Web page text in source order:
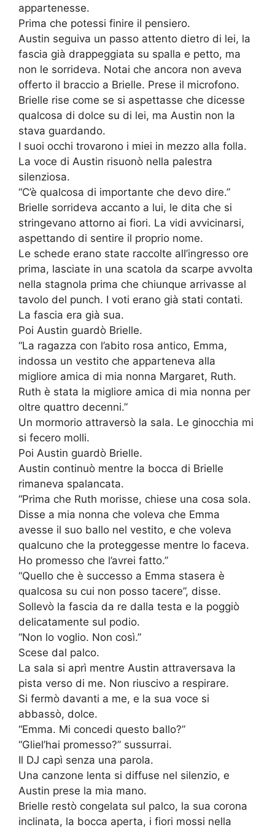
appartenesse.
Prima che potessi finire il pensiero.
Austin seguiva un passo attento dietro di lei, la
fascia già drappeggiata su spalla e petto, ma
non le sorrideva. Notai che ancora non aveva
offerto il braccio a Brielle. Prese il microfono.
Brielle rise come se si aspettasse che dicesse
qualcosa di dolce su di lei, ma Austin non la
stava guardando.
I suoi occhi trovarono i miei in mezzo alla folla.
La voce di Austin risuonò nella palestra
silenziosa.
“C’è qualcosa di importante che devo dire.”
Brielle sorrideva accanto a lui, le dita che si
stringevano attorno ai fiori. La vidi avvicinarsi,
aspettando di sentire il proprio nome.
Le schede erano state raccolte all’ingresso ore
prima, lasciate in una scatola da scarpe avvolta
nella stagnola prima che chiunque arrivasse al
tavolo del punch. I voti erano già stati contati.
La fascia era già sua.
Poi Austin guardò Brielle.
“La ragazza con l’abito rosa antico, Emma,
indossa un vestito che apparteneva alla
migliore amica di mia nonna Margaret, Ruth.
Ruth è stata la migliore amica di mia nonna per
oltre quattro decenni.”
Un mormorio attraversò la sala. Le ginocchia mi
si fecero molli.
Poi Austin guardò Brielle.
Austin continuò mentre la bocca di Brielle
rimaneva spalancata.
“Prima che Ruth morisse, chiese una cosa sola.
Disse a mia nonna che voleva che Emma
avesse il suo ballo nel vestito, e che voleva
qualcuno che la proteggesse mentre lo faceva.
Ho promesso che l’avrei fatto.”
“Quello che è successo a Emma stasera è
qualcosa su cui non posso tacere”, disse.
Sollevò la fascia da re dalla testa e la poggiò
delicatamente sul podio.
“Non lo voglio. Non così.”
Scese dal palco.
La sala si aprì mentre Austin attraversava la
pista verso di me. Non riuscivo a respirare.
Si fermò davanti a me, e la sua voce si
abbassò, dolce.
“Emma. Mi concedi questo ballo?”
“Gliel’hai promesso?” sussurrai.
Il DJ capì senza una parola.
Una canzone lenta si diffuse nel silenzio, e
Austin prese la mia mano.
Brielle restò congelata sul palco, la sua corona
inclinata, la bocca aperta, i fiori mossi nella